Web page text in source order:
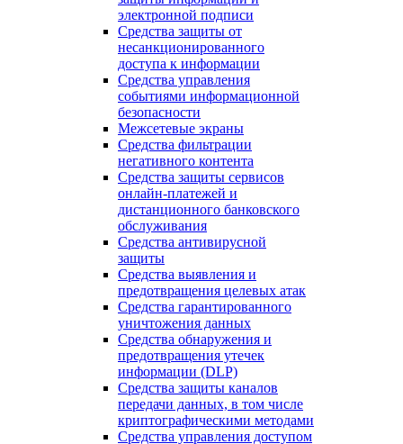
электронной подписи
Средства защиты от
несанкционированного
доступа к информации
Средства управления
событиями информационной
безопасности
Межсетевые экраны
Средства фильтрации
негативного контента
Средства защиты сервисов
онлайн-платежей и
дистанционного банковского
обслуживания
Средства антивирусной
защиты
Средства выявления и
предотвращения целевых атак
Средства гарантированного
уничтожения данных
Средства обнаружения и
предотвращения утечек
информации (DLP)
Средства защиты каналов
передачи данных, в том числе
криптографическими методами
Средства управления доступом